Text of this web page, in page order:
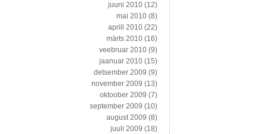
juuni 2010 (12)
mai 2010 (8)
aprill 2010 (22)
märts 2010 (16)
veebruar 2010 (9)
jaanuar 2010 (15)
detsember 2009 (9)
november 2009 (13)
oktoober 2009 (7)
september 2009 (10)
august 2009 (8)
juuli 2009 (18)